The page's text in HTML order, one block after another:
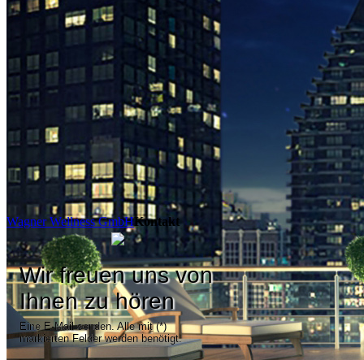
Wagner Wellness GmbHKontakt
Wir freuen uns von
Ihnen zu hören
Eine E-Mail senden. Alle mit (*)
markierten Felder werden benötigt.